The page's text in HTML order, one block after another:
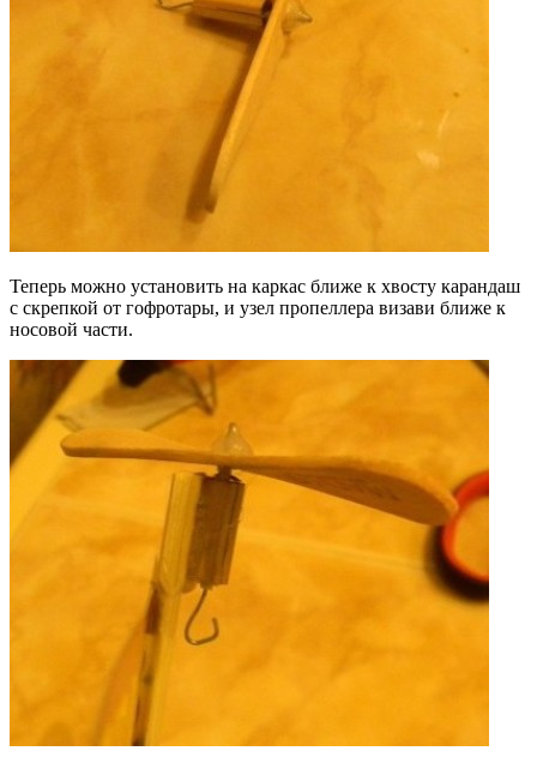
Теперь можно установить на каркас ближе к хвосту карандаш
с скрепкой от гофротары, и узел пропеллера визави ближе к
носовой части.